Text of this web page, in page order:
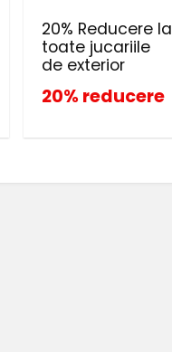
20% Reducere la
toate jucariile
de exterior
20% reducere